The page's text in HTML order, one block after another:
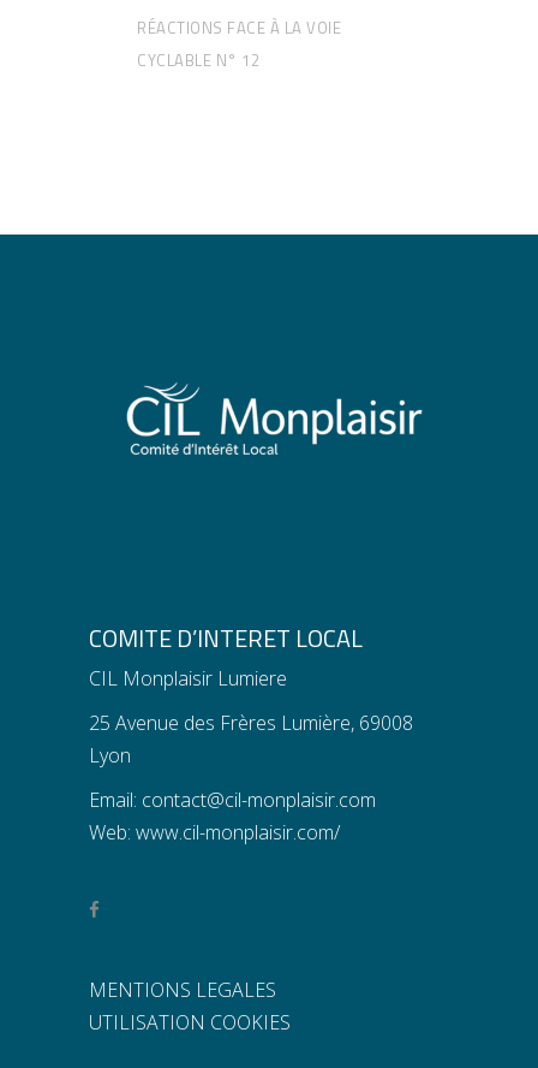
RÉACTIONS FACE À LA VOIE
CYCLABLE N° 12
COMITE D’INTERET LOCAL
CIL Monplaisir Lumiere
25 Avenue des Frères Lumière, 69008
Lyon
Email: contact@cil-monplaisir.com
Web: www.cil-monplaisir.com/
MENTIONS LEGALES
UTILISATION COOKIES